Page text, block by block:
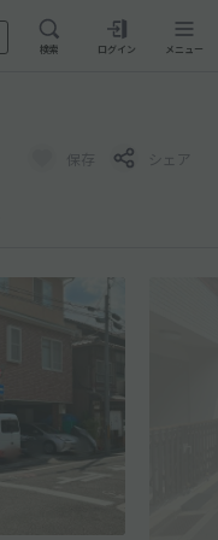
検索 ログイン メニュー
保存 シェア